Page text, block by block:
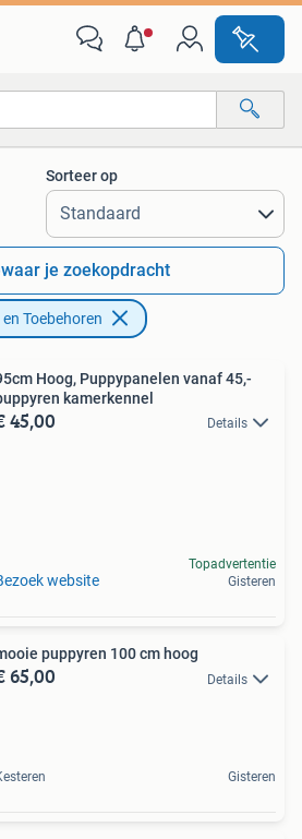
afstanden…
Sorteer op
je zoekopdracht
en Toebehoren
Hoog, Puppypanelen vanaf 45,-
kamerkennel
45,00 Details
website
Topadvertentie
Gisteren
puppyren 100 cm hoog
65,00 Details
Gisteren